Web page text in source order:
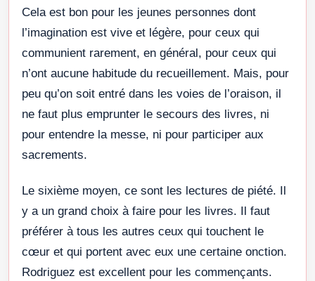
Cela est bon pour les jeunes personnes dont
l’imagination est vive et légère, pour ceux qui
communient rarement, en général, pour ceux qui
n’ont aucune habitude du recueillement. Mais, pour
peu qu’on soit entré dans les voies de l’oraison, il
ne faut plus emprunter le secours des livres, ni
pour entendre la messe, ni pour participer aux
sacrements.
Le sixième moyen, ce sont les lectures de piété. Il
y a un grand choix à faire pour les livres. Il faut
préférer à tous les autres ceux qui touchent le
cœur et qui portent avec eux une certaine onction.
Rodriguez est excellent pour les commençants.